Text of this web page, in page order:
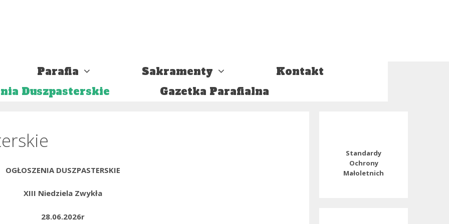
Parafia Sakramenty
Kontakt
Duszpasterskie
Gazetka Parafialna
OGŁOSZENIA DUSZPASTERSKIE
XIII Niedziela Zwykła
28.06.2026r
Standardy
Ochrony
Małoletnich